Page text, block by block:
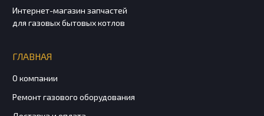
Интернет-магазин запчастей
для газовых бытовых котлов
ГЛАВНАЯ
О компании
Ремонт газового оборудования